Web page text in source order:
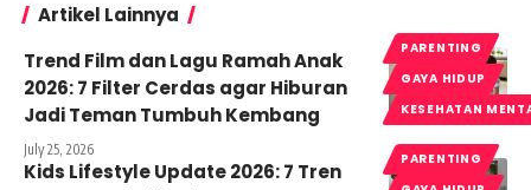
Artikel Lainnya
PARENTING
GAYA HIDUP
KESEHATAN
Trend Film dan Lagu Ramah Anak
2026: 7 Filter Cerdas agar Hiburan
Jadi Teman Tumbuh Kembang
July 25, 2026
PARENTING
Kids Lifestyle Update 2026: 7 Tren